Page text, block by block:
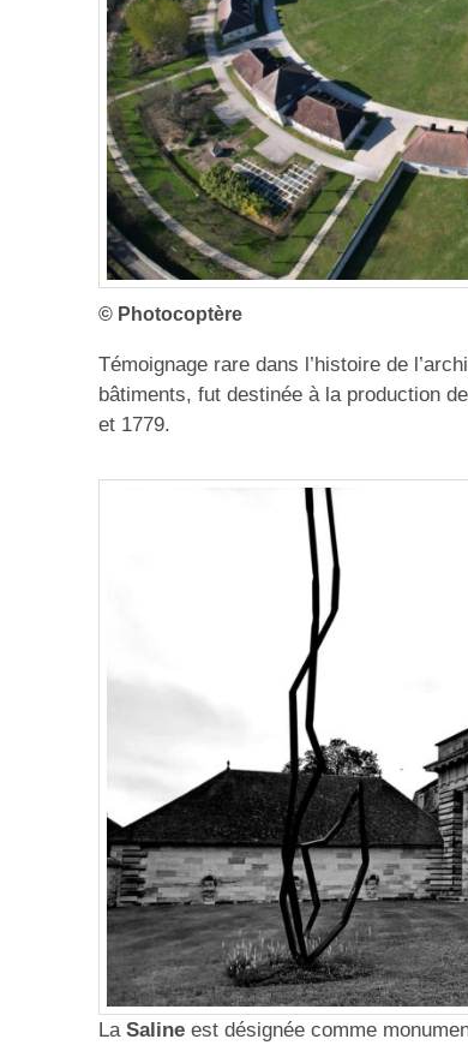
© Photocoptère
Témoignage rare dans l’histoire de
bâtiments, fut destinée à la production
et 1779.
La Saline est désignée comme